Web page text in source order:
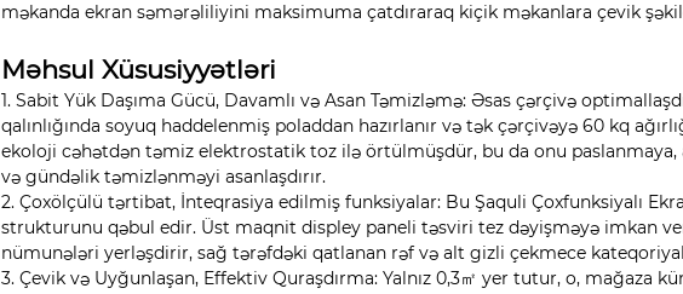
məkanda ekran səmərəliliyini maksimuma çatdıraraq kiçik məkanlara çevik
Məhsul Xüsusiyyətləri
1. Sabit Yük Daşıma Gücü, Davamlı və Asan Təmizləmə: Əsas çərçivə
qalınlığında soyuq haddelenmiş poladdan hazırlanır və tək çərçivəyə 60 kq
ekoloji cəhətdən təmiz elektrostatik toz ilə örtülmüşdür, bu da onu paslanmaya,
və gündəlik təmizlənməyi asanlaşdırır.
2. Çoxölçülü tərtibat, İnteqrasiya edilmiş funksiyalar: Bu Şaquli Çoxfunksiyalı
strukturunu qəbul edir. Üst maqnit displey paneli təsviri tez dəyişməyə imkan
nümunələri yerləşdirir, sağ tərəfdəki qatlanan rəf və alt gizli çekmece
3. Çevik və Uyğunlaşan, Effektiv Quraşdırma: Yalnız 0,3㎡ yer tutur, o, mağaza